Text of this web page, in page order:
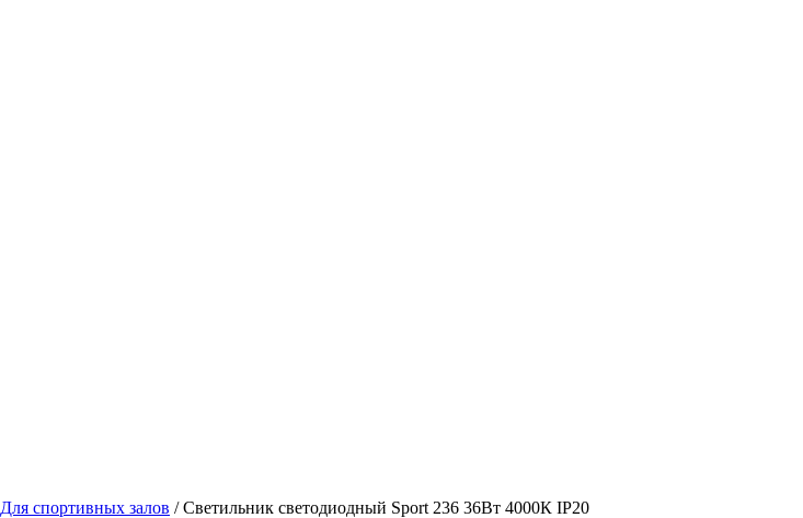
Для спортивных залов /Светильник светодиодный Sport 236 36Вт 4000К IP20